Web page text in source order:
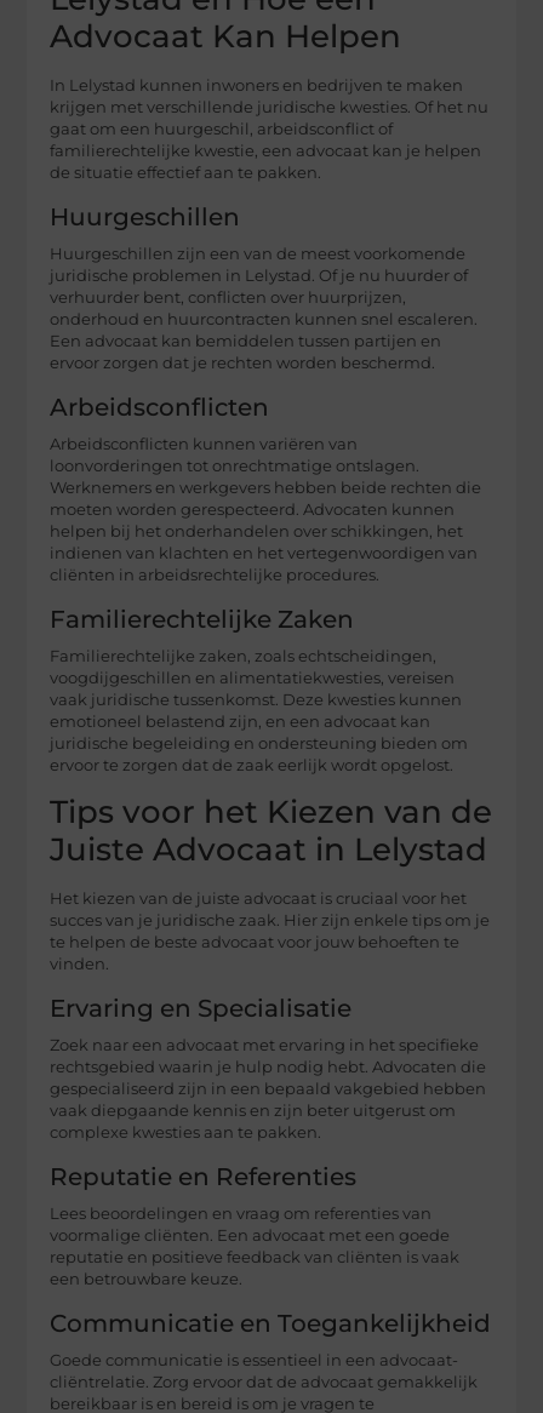
Advocaat Kan Helpen
In Lelystad kunnen inwoners en bedrijven te maken
krijgen met verschillende juridische kwesties. Of het nu
gaat om een huurgeschil, arbeidsconflict of
familierechtelijke kwestie, een advocaat kan je helpen
de situatie effectief aan te pakken.
Huurgeschillen
Huurgeschillen zijn een van de meest voorkomende
juridische problemen in Lelystad. Of je nu huurder of
verhuurder bent, conflicten over huurprijzen,
onderhoud en huurcontracten kunnen snel escaleren.
Een advocaat kan bemiddelen tussen partijen en
ervoor zorgen dat je rechten worden beschermd.
Arbeidsconflicten
Arbeidsconflicten kunnen variëren van
loonvorderingen tot onrechtmatige ontslagen.
Werknemers en werkgevers hebben beide rechten die
moeten worden gerespecteerd. Advocaten kunnen
helpen bij het onderhandelen over schikkingen, het
indienen van klachten en het vertegenwoordigen van
cliënten in arbeidsrechtelijke procedures.
Familierechtelijke Zaken
Familierechtelijke zaken, zoals echtscheidingen,
voogdijgeschillen en alimentatiekwesties, vereisen
vaak juridische tussenkomst. Deze kwesties kunnen
emotioneel belastend zijn, en een advocaat kan
juridische begeleiding en ondersteuning bieden om
ervoor te zorgen dat de zaak eerlijk wordt opgelost.
Tips voor het Kiezen van de
Juiste Advocaat in Lelystad
Het kiezen van de juiste advocaat is cruciaal voor het
succes van je juridische zaak. Hier zijn enkele tips om je
te helpen de beste advocaat voor jouw behoeften te
vinden.
Ervaring en Specialisatie
Zoek naar een advocaat met ervaring in het specifieke
rechtsgebied waarin je hulp nodig hebt. Advocaten die
gespecialiseerd zijn in een bepaald vakgebied hebben
vaak diepgaande kennis en zijn beter uitgerust om
complexe kwesties aan te pakken.
Reputatie en Referenties
Lees beoordelingen en vraag om referenties van
voormalige cliënten. Een advocaat met een goede
reputatie en positieve feedback van cliënten is vaak
een betrouwbare keuze.
Communicatie en Toegankelijkheid
Goede communicatie is essentieel in een advocaat-
cliëntrelatie. Zorg ervoor dat de advocaat gemakkelijk
bereikbaar is en bereid is om je vragen te